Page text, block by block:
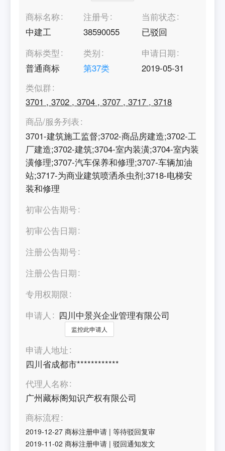
商标名称
中建工
注册号
38590055
当前状态
已驳回
商标类型
普通商标
类别
第37类
申请日期
2019-05-31
类似群
3701 ,3702 ,3704 ,3707 ,3717 ,3718
商品/服务列表
3701-建筑施工监督;3702-商品房建造;3702-工
厂建造;3702-建筑;3704-室内装潢;3704-室内装
潢修理;3707-汽车保养和修理;3707-车辆加油
站;3717-为商业建筑喷洒杀虫剂;3718-电梯安
装和修理
初审公告期号
初审公告日期
注册公告期号
注册公告日期
专用权期限
申请人
四川中景兴企业管理有限公司
监控此申请人
申请人地址
四川省成都市************
代理人名称
广州藏标阁知识产权有限公司
商标流程
2019-12-27 商标注册申请 |等待驳回复审
2019-11-02 商标注册申请 |驳回通知发文